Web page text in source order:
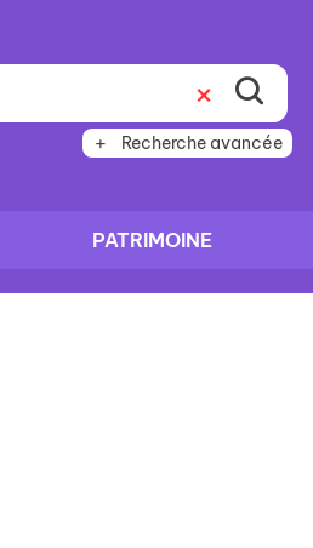
Recherche avancée
PATRIMOINE